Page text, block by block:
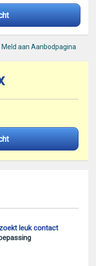
Meld aan Aanbodpagina
leuk contact